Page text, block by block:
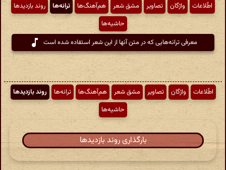
اطّلاعات واژگان تصاویر مشق شعر هم‌آهنگ‌ها ترانه‌ها
روند بازدیدها
حاشیه‌ها
معرفی ترانه‌هایی که در متن آنها از این شعر استفاده شده است
اطّلاعات واژگان تصاویر مشق شعر هم‌آهنگ‌ها ترانه‌ها
روند بازدیدها
حاشیه‌ها
بارگذاری روند بازدیدها